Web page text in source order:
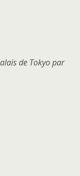
de Tokyo par